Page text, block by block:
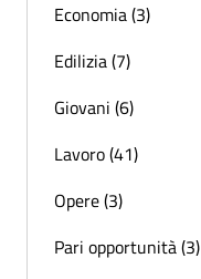
Economia (3)
Edilizia (7)
Giovani (6)
Lavoro (41)
Opere (3)
Pari opportunità (3)